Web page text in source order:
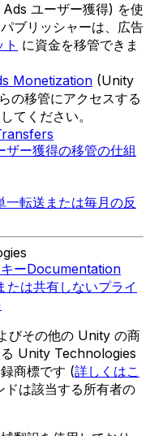
ユーザー獲得) を使
ブリッシャーは、広告
に資金を移管できま
Monetization (Unity
の移管にアクセスする
てください。
ー獲得の移管の仕組
一転送または毎月の反
ーDocumentation
たは共有しないプライ
びその他の Unity の商
Unity Technologies
商標です (詳しくはこ
ドは該当する所有者の